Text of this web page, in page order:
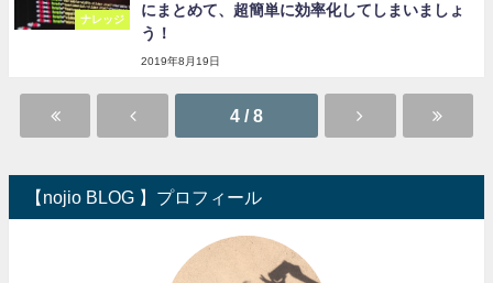
ナレッジ
にまとめて、超簡単に効率化してしまいましょ
う！
2019年8月19日
4 / 8
【nojio BLOG 】プロフィール